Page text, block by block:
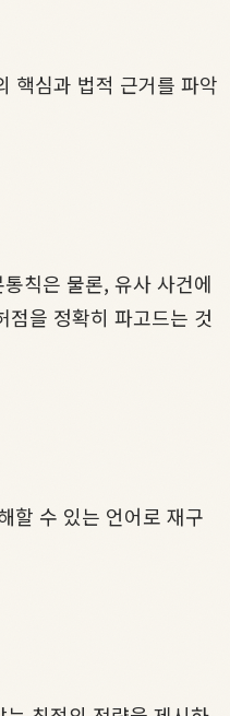
핵심과 법적 근거를 파악
칙은 물론, 유사 사건에
을 정확히 파고드는 것
할 수 있는 언어로 재구